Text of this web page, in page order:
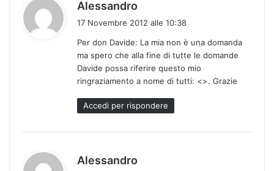
Alessandro
e
t
t
:
17 Novembre 2012 alle 10:38
Per don Davide: La mia non è una domanda
ma spero che alla fine di tutte le domande
Davide possa riferire questo mio
ringraziamento a nome di tutti: <>. Grazie
Accedi per rispondere
Alessandro